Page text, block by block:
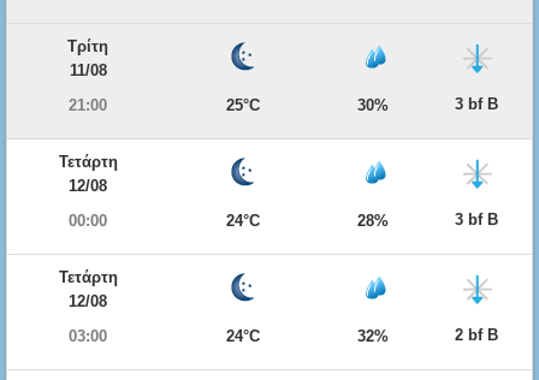
Τρίτη
11/08
21:00
25°C 30% 3 bf Β
Τετάρτη
12/08
00:00
24°C 28% 3 bf Β
Τετάρτη
12/08
03:00
24°C 32% 2 bf Β